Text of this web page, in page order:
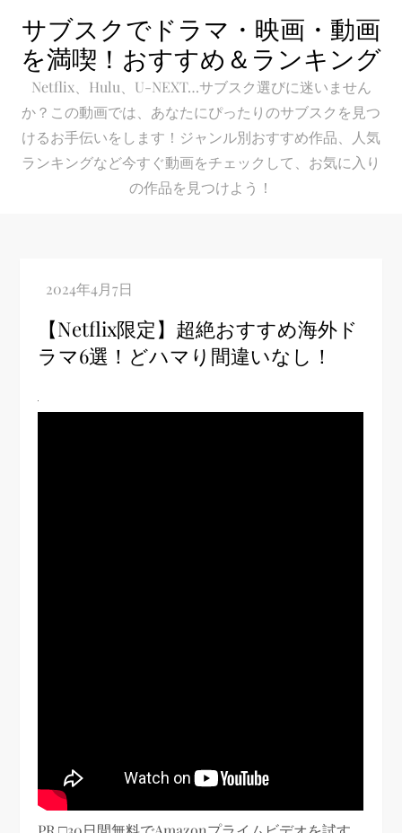
content
サブスクでドラマ・映画・動画
を満喫！おすすめ＆ランキング
Netflix、Hulu、U-NEXT…サブスク選びに迷いません
か？この動画では、あなたにぴったりのサブスクを見つ
けるお手伝いをします！ジャンル別おすすめ作品、人気
ランキングなど今すぐ動画をチェックして、お気に入り
の作品を見つけよう！
【Netflix限定】超絶おすすめ海外ド
ラマ6選！どハマり間違いなし！